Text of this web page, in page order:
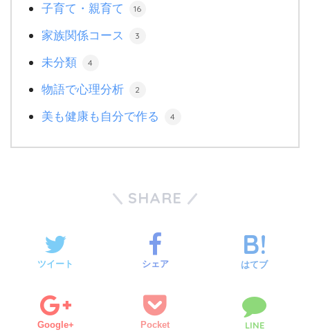
子育て・親育て 16
家族関係コース 3
未分類 4
物語で心理分析 2
美も健康も自分で作る 4
SHARE
ツイート シェア はてブ
Google+ Pocket LINE